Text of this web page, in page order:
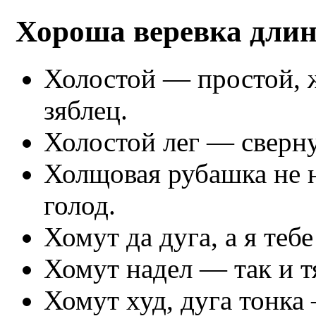
Хороша веревка
Холостой — простой,
зяблец.
Холостой лег —
Холщовая рубашка не
голод.
Хомут да дуга, а я
Хомут надел — так и
Хомут худ, дуга